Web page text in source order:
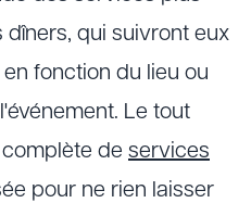
dîners, qui suivront eux
fonction du lieu ou
Le tout
de services
pour ne rien laisser